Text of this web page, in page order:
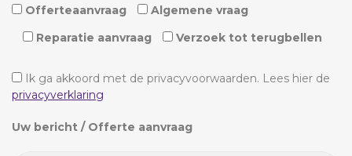
Offerteaanvraag
Algemene vraag
Reparatie aanvraag
Verzoek tot terugbellen
Ik ga akkoord met de privacyvoorwaarden. Lees hier de
privacyverklaring
Uw bericht / Offerte aanvraag